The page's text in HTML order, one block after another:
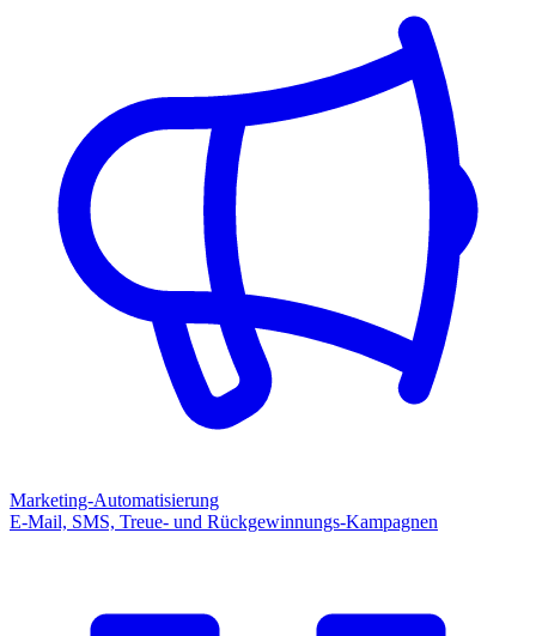
Marketing-Automatisierung
E-Mail, SMS, Treue- und Rückgewinnungs-Kampagnen